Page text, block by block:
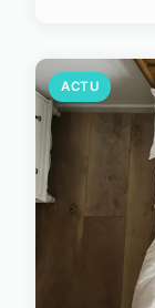
ACTU